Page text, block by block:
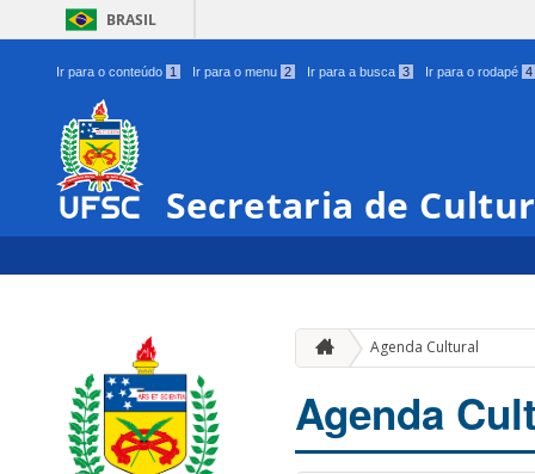
BRASIL
Ir para o conteúdo 1 Ir para o menu 2 Ir para a busca 3 Ir para o rodapé 4
Secretaria de
Agenda Cultural
Agenda